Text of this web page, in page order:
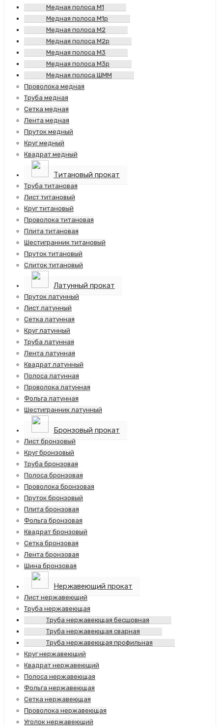
Медная полоса М1
Медная полоса М1р
Медная полоса М2
Медная полоса М2р
Медная полоса М3
Медная полоса М3р
Медная полоса ШММ
Проволока медная
Труба медная
Сетка медная
Лента медная
Пруток медный
Круг медный
Квадрат медный
Титановый прокат
Труба титановая
Лист титановый
Круг титановый
Проволока титановая
Плита титановая
Шестигранник титановый
Пруток титановый
Слиток титановый
Латунный прокат
Пруток латунный
Лист латунный
Сетка латунная
Круг латунный
Труба латунная
Лента латунная
Квадрат латунный
Полоса латунная
Проволока латунная
Фольга латунная
Шестигранник латунный
Бронзовый прокат
Лист бронзовый
Круг бронзовый
Труба бронзовая
Полоса бронзовая
Проволока бронзовая
Пруток бронзовый
Плита бронзовая
Фольга бронзовая
Квадрат бронзовый
Сетка бронзовая
Лента бронзовая
Шина бронзовая
Нержавеющий прокат
Лист нержавеющий
Труба нержавеющая
Труба нержавеющая бесшовная
Труба нержавеющая сварная
Труба нержавеющая профильная
Круг нержавеющий
Квадрат нержавеющий
Полоса нержавеющая
Фольга нержавеющая
Сетка нержавеющая
Проволока нержавеющая
Уголок нержавеющий